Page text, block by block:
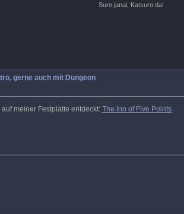
Suro janai, Katsuro da!
gerne auch mit Dungeon
meiner Festplatte entdeckt: The Inn of Five Points